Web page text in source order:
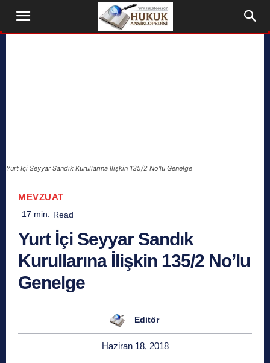
Yurt İçi Seyyar Sandık Kurullarına İlişkin 135/2 No'lu Genelge
MEVZUAT
17 min. Read
Yurt İçi Seyyar Sandık
Kurullarına İlişkin 135/2 No’lu
Genelge
Editör
Haziran 18, 2018